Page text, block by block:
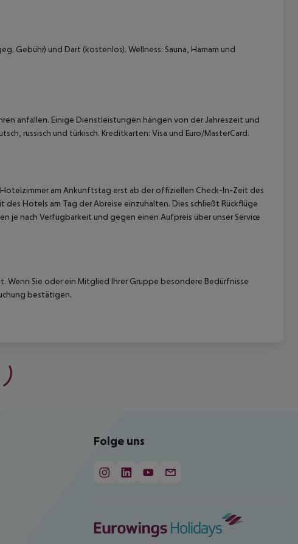
Gebühr) und Dart (kostenlos). Wellness: Sauna, Hamam und
anfallen. Einige Dienstleistungen hängen von der Jahreszeit und
russisch und türkisch. Kreditkarten: Visa und Euro/MasterCard.
am Ankunftstag erst ab der offiziellen Check-In-Zeit des
Hotels am Tag der Abreise einzuhalten. Dies schließt Rückflüge
je nach Verfügbarkeit und gegen einen Aufpreis über unser Service
Sie oder ein Mitglied Ihrer Gruppe besondere Bedürfnisse
bestätigen.
Folge uns